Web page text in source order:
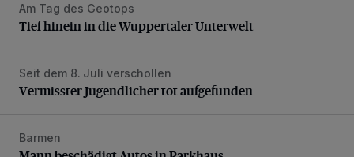
Tief hinein in die Wuppertaler Unterwelt
Am Tag des Geotops
Tief hinein in die Wuppertaler Unterwelt
Vermisster Jugendlicher tot aufgefunden
Seit dem 8. Juli verschollen
Vermisster Jugendlicher tot aufgefunden
Mann beschädigt Autos in Parkhaus
Barmen